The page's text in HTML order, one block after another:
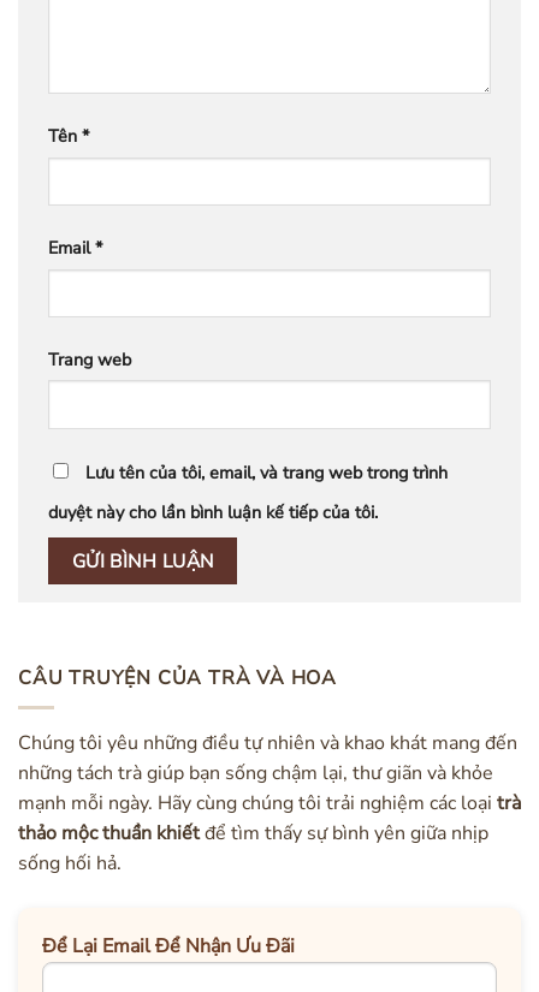
Tên *
Email*
Trang web
Lưu tên của tôi, email, và trang web trong trình
duyệt này cho lần bình luận kế tiếp của tôi.
CÂU TRUYỆN CỦA TRÀ VÀ HOA
Chúng tôi yêu những điều tự nhiên và khao khát mang đến
những tách trà giúp bạn sống chậm lại, thư giãn và khỏe
mạnh mỗi ngày. Hãy cùng chúng tôi trải nghiệm các loại trà
thảo mộc thuần khiếtđể tìm thấy sự bình yên giữa nhịp
sống hối hả.
Để Lại Email Để Nhận Ưu Đãi